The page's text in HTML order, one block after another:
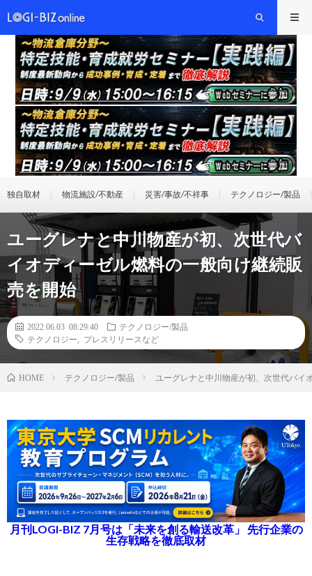
独自取材 物流施設/不動産 災害/事故/不祥事 テクノロジー/製品
ユーグレナと中川物産が初、次世代バ
イオディーゼル燃料の一般向け継続販
売を開始
2022.06.03 08:29:40
テクノロジー/製品
テクノロジー
プレスリリースなど
HOME テクノロジー/製品 ユーグレナと中川物産が初、次世代バイ
月刊LOGI-BIZ 7月号は「未来を創る輸送改革」 先行企業の
生存戦略を徹底取材